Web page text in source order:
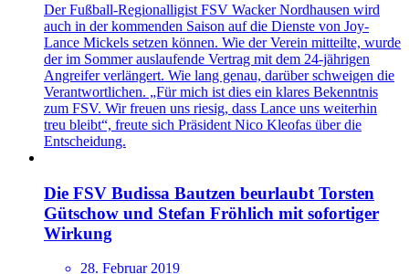
Der Fußball-Regionalligist FSV Wacker Nordhausen wird
auch in der kommenden Saison auf die Dienste von Joy-
Lance Mickels setzen können. Wie der Verein mitteilte, wurde
der im Sommer auslaufende Vertrag mit dem 24-jährigen
Angreifer verlängert. Wie lang genau, darüber schweigen die
Verantwortlichen. „Für mich ist dies ein klares Bekenntnis
zum FSV. Wir freuen uns riesig, dass Lance uns weiterhin
treu bleibt“, freute sich Präsident Nico Kleofas über die
Entscheidung.
Die FSV Budissa Bautzen beurlaubt Torsten
Gütschow und Stefan Fröhlich mit sofortiger
Wirkung
28. Februar 2019